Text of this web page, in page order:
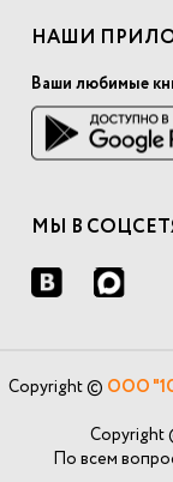
НАШИ
Ваши любимые
МЫ В
Copyright © ООО
Copyright
По всем